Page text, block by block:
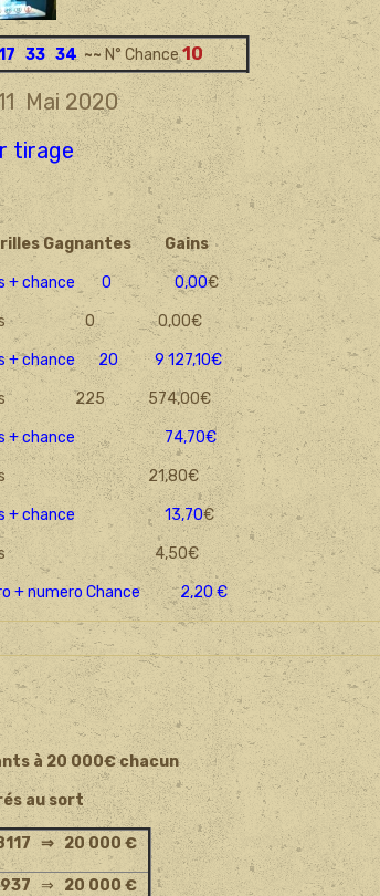
Mai 2020
tirage
33 34 ~~N° Chance10
GagnantesGains
+ chance 0 0,00€
0 0,00€
+ chance 20 9 127,10€
225 574,00€
+ chance 74,70€
21,80€
+ chance 13,70€
4,50€
+ numero Chance 2,20 €
à 20 000€ chacun
sort
⇒ 20 000 €
⇒ 20 000 €